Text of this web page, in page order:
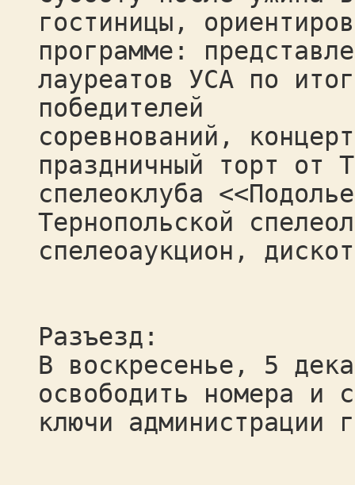
гостиницы,
программе:
лауреатов УСА по
победителей
соревнований,
праздничный торт от
спелеоклуба
Тернопольской
спелеоаукцион,
Разъезд:
В воскресенье, 5
освободить номера и
ключи администрации